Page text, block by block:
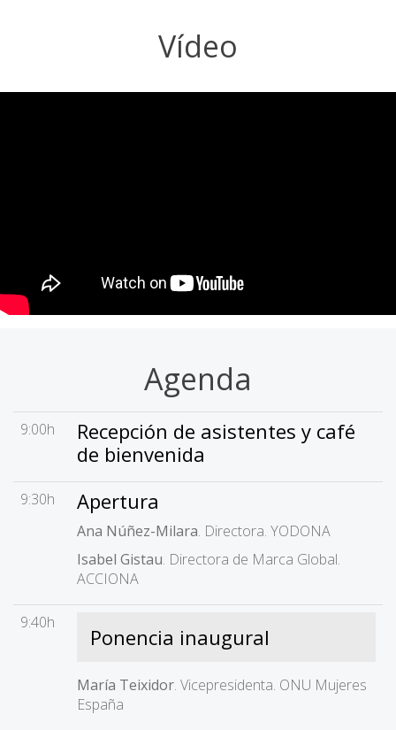
Vídeo
Agenda
9:00h
Recepción de asistentes y café
de bienvenida
9:30h Apertura
Ana Núñez-Milara. Directora. YODONA
Isabel Gistau. Directora de Marca Global.
ACCIONA
9:40h
Ponencia inaugural
María Teixidor. Vicepresidenta. ONU Mujeres
España